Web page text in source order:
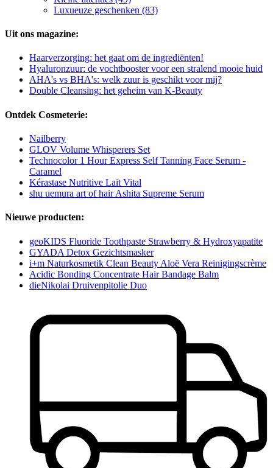
Luxueuze geschenken (83)
Uit ons magazine:
Haarverzorging: het gaat om de ingrediënten!
Hyaluronzuur: de vochtbooster voor een stralend mooie huid
AHA's vs BHA's: welk zuur is geschikt voor mij?
Double Cleansing: het geheim van K-Beauty
Ontdek Cosmeterie:
Nailberry
GLOV Volume Whisperers Set
Technocolor 1 Hour Express Self Tanning Face Serum -
Caramel
Kérastase Nutritive Lait Vital
shu uemura art of hair Ashita Supreme Serum
Nieuwe producten:
geoKIDS Fluoride Toothpaste Strawberry & Hydroxyapatite
GYADA Detox Gezichtsmasker
i+m Naturkosmetik Clean Beauty Aloë Vera Reinigingscrème
Acidic Bonding Concentrate Hair Bandage Balm
dieNikolai Druivenpitolie Duo